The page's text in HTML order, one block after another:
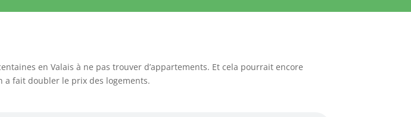
en Valais à ne pas trouver d’appartements. Et cela pourrait encore
a fait doubler le prix des logements.